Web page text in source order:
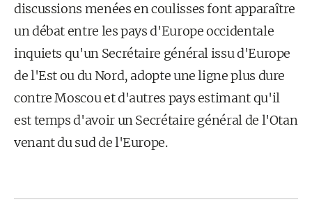
discussions menées en coulisses font apparaître
un débat entre les pays d'Europe occidentale
inquiets qu'un Secrétaire général issu d'Europe
de l'Est ou du Nord, adopte une ligne plus dure
contre Moscou et d'autres pays estimant qu'il
est temps d'avoir un Secrétaire général de l'Otan
venant du sud de l'Europe.